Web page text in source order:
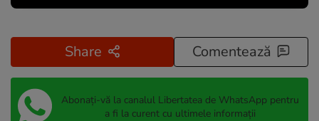
Share Comentează
Abonați-vă la canalul Libertatea de WhatsApp pentru
a fi la curent cu ultimele informații